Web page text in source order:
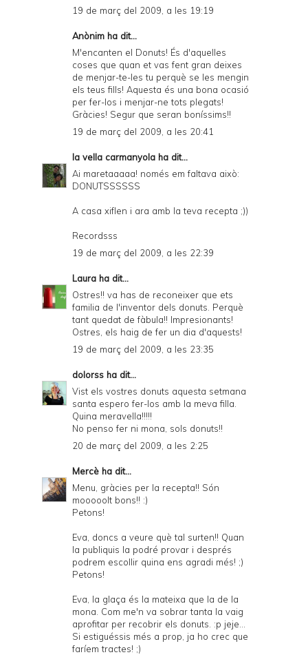
19 de març del 2009, a les 19:19
Anònim ha dit...
M'encanten el Donuts! És d'aquelles
coses que quan et vas fent gran deixes
de menjar-te-les tu perquè se les mengin
els teus fills! Aquesta és una bona ocasió
per fer-los i menjar-ne tots plegats!
Gràcies! Segur que seran boníssims!!
19 de març del 2009, a les 20:41
la vella carmanyola ha dit...
Ai maretaaaaa! només em faltava això:
DONUTSSSSSS
A casa xiflen i ara amb la teva recepta ;))
Recordsss
19 de març del 2009, a les 22:39
Laura ha dit...
Ostres!! va has de reconeixer que ets
familia de l'inventor dels donuts. Perquè
tant quedat de fàbula!! Impresionants!
Ostres, els haig de fer un dia d'aquests!
19 de març del 2009, a les 23:35
dolorss ha dit...
Vist els vostres donuts aquesta setmana
santa espero fer-los amb la meva filla.
Quina meravella!!!!!
No penso fer ni mona, sols donuts!!
20 de març del 2009, a les 2:25
Mercè ha dit...
Menu, gràcies per la recepta!! Són
mooooolt bons!! :)
Petons!
Eva, doncs a veure què tal surten!! Quan
la publiquis la podré provar i després
podrem escollir quina ens agradi més! ;)
Petons!
Eva, la glaça és la mateixa que la de la
mona. Com me'n va sobrar tanta la vaig
aprofitar per recobrir els donuts. :p jeje...
Si estiguéssis més a prop, ja ho crec que
faríem tractes! ;)